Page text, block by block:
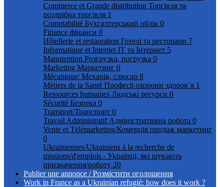
Commerce et Grande distribution Торгівля та
роздрібна торгівля 1
Comptabilité Бухгалтерський облік 0
Finance фінанси 0
Hôtellerie et restauration Готелі та ресторани 7
Informatique et Internet ІТ та Інтернет 5
Manutention Розгрузка, погрузка 0
Marketing Маркетинг 0
Mécanique/ Механік, слюсар 8
Métiers de la Santé Професії охорони здоров’я 1
Ressources humaines Людські ресурси 0
Sécurité Безпека 0
Transport/Транспорт 0
Travail Administratif Адміністративна робота 0
Vente et Télémarketing/Комерція продаж маркетинг
0
Ukrainiennes/Ukrainiens à la recherche de
missions/d'emplois - Українці, які шукають
призначення/роботу 20
Publier une annonce / Розмістити оголошення
Work in France as a Ukrainian refugié: how does it work ?